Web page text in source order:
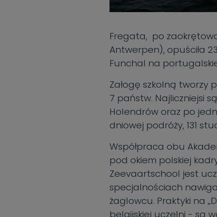
Fregata, po
Antwerpen), opuściła
Funchal na
Załogę szkolną tworzy
7 państw. Najliczniejsi
Holendrów oraz po
dniowej podróży, 131
Współpraca obu
pod okiem polskiej
Zeevaartschool jest
specjalnościach
żaglowcu. Praktyki na
belgijskiej uczelni - są